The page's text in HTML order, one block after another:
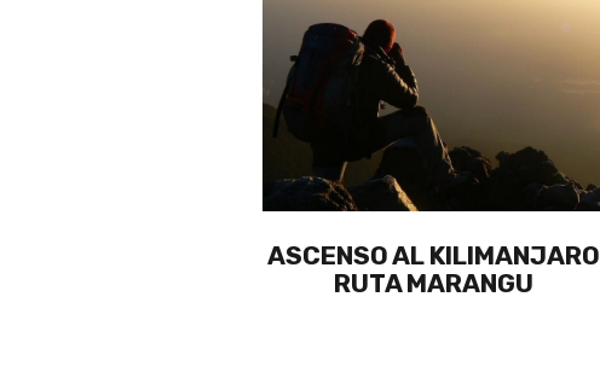
ASCENSO AL KILIMANJARO
RUTA MARANGU